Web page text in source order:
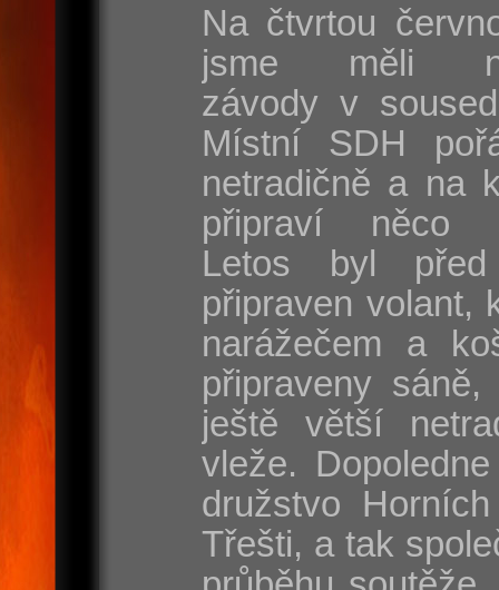
Na čtvrtou
jsme měli
závody v
Místní SDH
netradičně a na
připraví něco
Letos byl před
připraven volant,
narážečem a
připraveny
ještě větší
vleže.
družstvo
Třešti, a tak